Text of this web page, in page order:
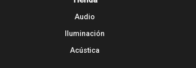
Audio
Iluminación
Acústica